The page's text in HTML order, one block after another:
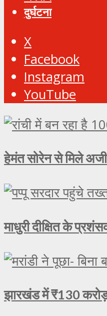
दुर्घटना
X
Facebook
Instagram
YouTube
हेमंत सोरेन से मिले
माधुरी दीक्षित के
झारखंड में ₹130 करोड़